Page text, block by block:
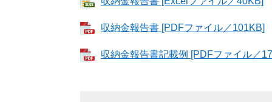
収納金報告書 [PDFファイル／101KB]
収納金報告書記載例 [PDFファイル／